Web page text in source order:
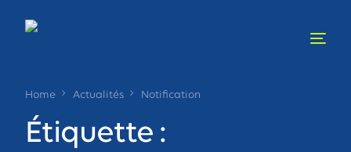
Home Actualités Notification
Étiquette :